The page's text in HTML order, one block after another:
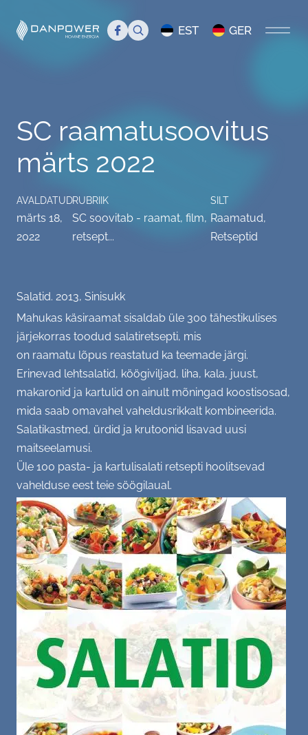
MEIST
Juhtkond
Danpower meedias
Liikmed
BLOGI
Servicecenter Danpower
(Kodu)kontor, (vaimne) tervis
SC soovitab - raamat, film, retsept...
GALERII
Üritused
Büroo
Aktsioonid
Varia
KONTAKT
Search EST GER
SC raamatusoovitus
märts 2022
AVALDATUD
märts 18,
2022
RUBRIIK
SC soovitab - raamat, film,
retsept...
SILT
Raamatud,
Retseptid
Salatid. 2013, Sinisukk
Mahukas käsiraamat sisaldab üle 300 tähestikulises
järjekorras toodud salatiretsepti, mis
on raamatu lõpus reastatud ka teemade järgi.
Erinevad lehtsalatid, köögiviljad, liha, kala, juust,
makaronid ja kartulid on ainult mõningad koostisosad,
mida saab omavahel vaheldusrikkalt kombineerida.
Salatikastmed, ürdid ja krutoonid lisavad uusi
maitseelamusi.
Üle 100 pasta- ja kartulisalati retsepti hoolitsevad
vahelduse eest teie söögilaual.